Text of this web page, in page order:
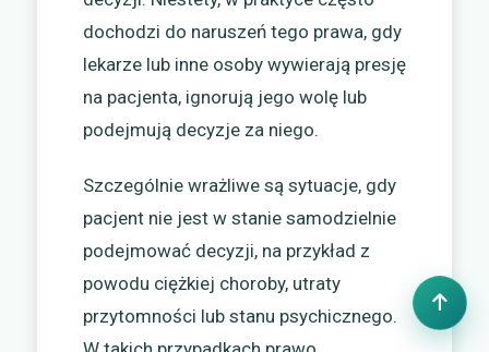
dochodzi do naruszeń tego prawa, gdy
lekarze lub inne osoby wywierają presję
na pacjenta, ignorują jego wolę lub
podejmują decyzje za niego.
Szczególnie wrażliwe są sytuacje, gdy
pacjent nie jest w stanie samodzielnie
podejmować decyzji, na przykład z
powodu ciężkiej choroby, utraty
przytomności lub stanu psychicznego.